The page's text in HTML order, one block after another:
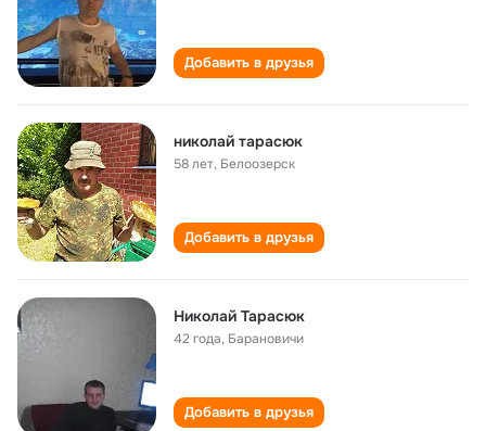
Добавить в друзья
николай тарасюк
58 лет, Белоозерск
Добавить в друзья
Николай Тарасюк
42 года, Барановичи
Добавить в друзья